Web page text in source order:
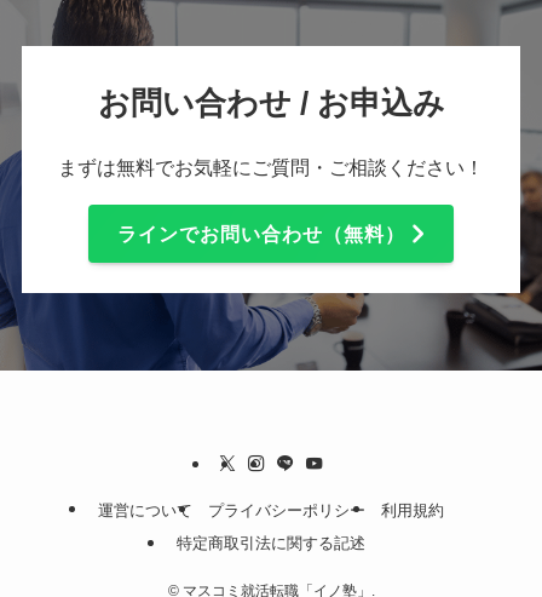
お問い合わせ / お申込み
まずは無料でお気軽にご質問・ご相談ください！
ラインでお問い合わせ（無料）
運営について プライバシーポリシー
利用規約
特定商取引法に関する記述
©マスコミ就活転職「イノ塾」.